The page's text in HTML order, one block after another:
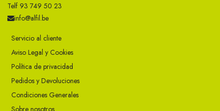
Telf 93 749 50 23
info@alfil.be
Servicio al cliente
Aviso Legal y Cookies
Política de privacidad
Pedidos y Devoluciones
Condiciones Generales
Sobre nosotros